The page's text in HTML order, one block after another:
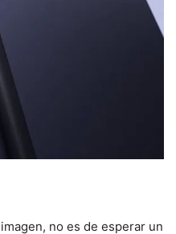
no es de esperar un